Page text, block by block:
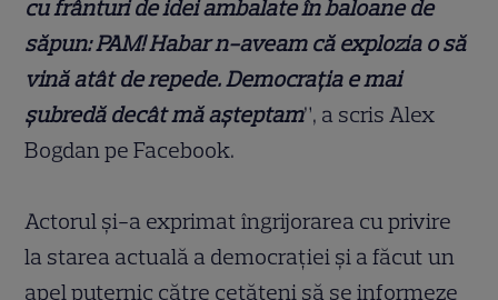
cu frânturi de idei ambalate în baloane de
săpun: PAM! Habar n-aveam că explozia o să
vină atât de repede. Democrația e mai
șubredă decât mă așteptam”, a scris Alex
Bogdan pe Facebook.
Actorul și-a exprimat îngrijorarea cu privire
la starea actuală a democrației și a făcut un
apel puternic către cetățeni să se informeze